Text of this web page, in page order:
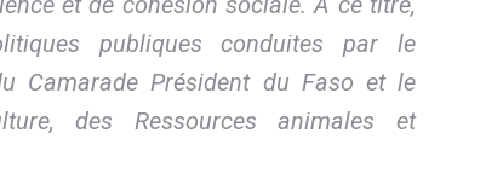
publiques conduites par le
Camarade Président du Faso et le
des Ressources animales et